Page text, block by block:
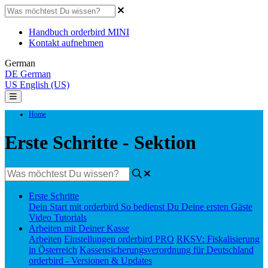
Handbuch orderbird MINI
Kontakt aufnehmen
German
DE German
US English (US)
Home
Erste Schritte - Sektion
Erste Schritte
Dein Start mit orderbird So bedienst Du Deine ersten Gäste
Video Tutorials
Arbeiten mit Deiner Kasse
Arbeiten Einstellungen orderbird PRO RKSV: Fiskalisierung
in Österreich Kassensicherungsverordnung für Deutschland
orderbird - Versionen & Updates